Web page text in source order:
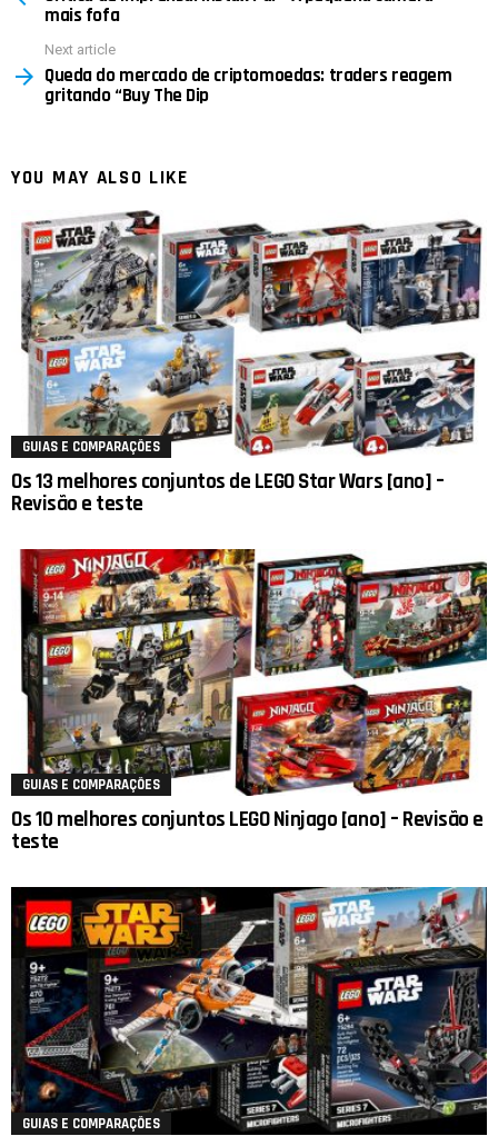
mais fofa
Next article
Queda do mercado de criptomoedas: traders reagem
gritando “Buy The Dip
YOU MAY ALSO LIKE
GUIAS E COMPARAÇÕES
Os 13 melhores conjuntos de LEGO Star Wars [ano] –
Revisão e teste
GUIAS E COMPARAÇÕES
Os 10 melhores conjuntos LEGO Ninjago [ano] – Revisão e
teste
GUIAS E COMPARAÇÕES